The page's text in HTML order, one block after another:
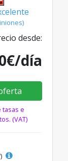
desde:
día
tasas e
(VAT)